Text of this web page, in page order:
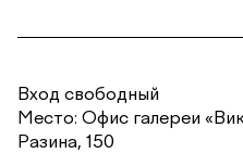
Вход свободный
Место: Офис галереи
Разина, 150